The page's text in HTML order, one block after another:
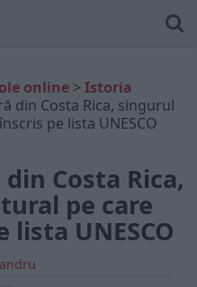
online > Istoria
din Costa Rica, singurul
pe lista UNESCO
Costa Rica,
pe care
UNESCO